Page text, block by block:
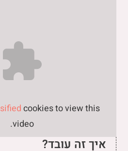
cookies to view this
video.
איך זה עובד?